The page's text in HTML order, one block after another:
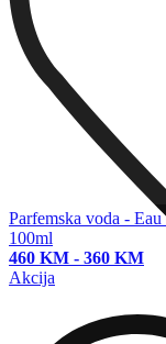
Parfemska voda -
100ml
460 KM - 360 KM
Akcija